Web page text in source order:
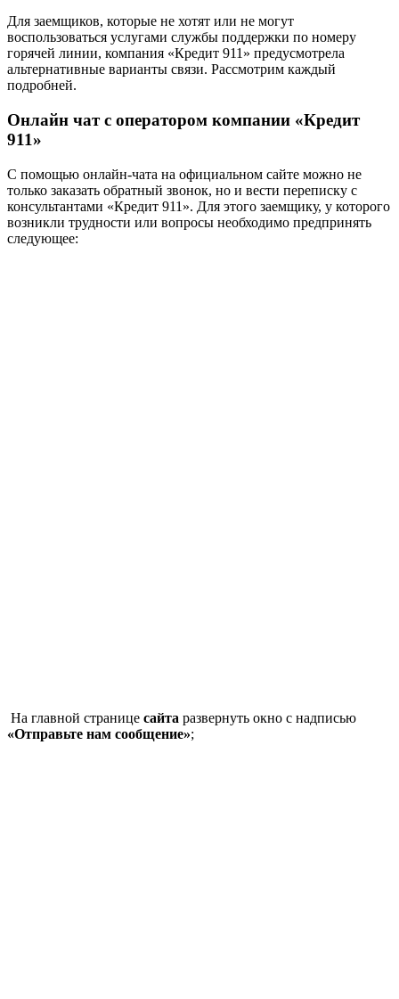
Для заемщиков, которые не хотят или не могут
воспользоваться услугами службы поддержки по номеру
горячей линии, компания «Кредит 911» предусмотрела
альтернативные варианты связи. Рассмотрим каждый
подробней.
Онлайн чат с оператором компании «Кредит
911»
С помощью онлайн-чата на официальном сайте можно не
только заказать обратный звонок, но и вести переписку с
консультантами «Кредит 911». Для этого заемщику, у которого
возникли трудности или вопросы необходимо предпринять
следующее:
На главной странице сайта развернуть окно с надписью
«Отправьте нам сообщение»;